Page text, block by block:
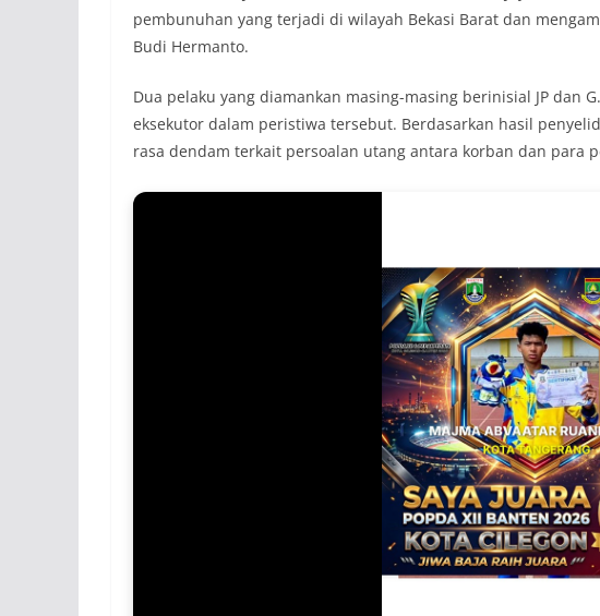
pembunuhan yang terjadi di wilayah Bekasi Barat dan
Budi Hermanto.
Dua pelaku yang diamankan masing-masing berinisial JP dan
eksekutor dalam peristiwa tersebut. Berdasarkan hasil
rasa dendam terkait persoalan utang antara korban dan para